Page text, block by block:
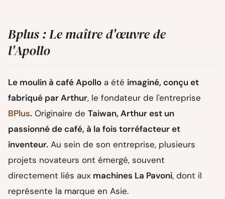
Bplus : Le maître d'œuvre de
l'Apollo
Le moulin à café Apollo a été imaginé, conçu et
fabriqué par Arthur, le fondateur de l'entreprise
BPlus. Originaire de Taiwan, Arthur est un
passionné de café, à la fois torréfacteur et
inventeur. Au sein de son entreprise, plusieurs
projets novateurs ont émergé, souvent
directement liés aux machines La Pavoni, dont il
représente la marque en Asie.